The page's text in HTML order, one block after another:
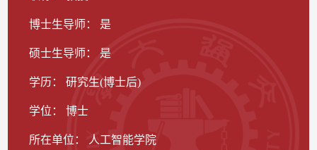
博士生导师： 是
硕士生导师： 是
学历： 研究生(博士后)
学位： 博士
所在单位： 人工智能学院